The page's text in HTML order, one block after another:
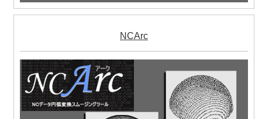
NCArc